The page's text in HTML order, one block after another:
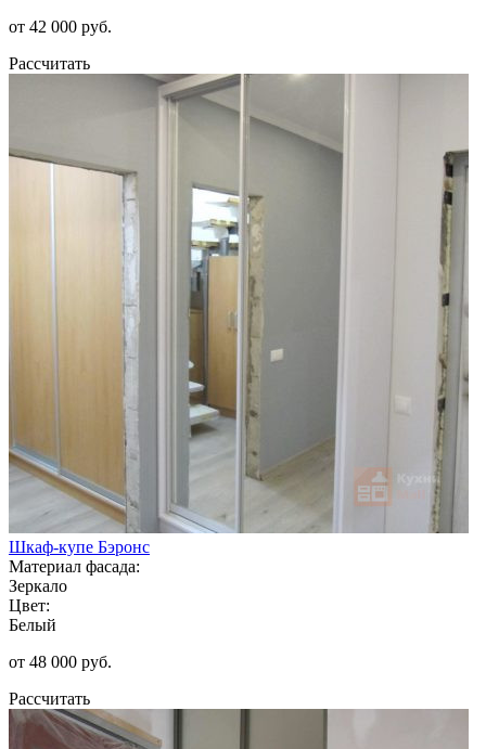
от 42 000 руб.
Рассчитать
Шкаф-купе Бэронс
Материал фасада:
Зеркало
Цвет:
Белый
от 48 000 руб.
Рассчитать